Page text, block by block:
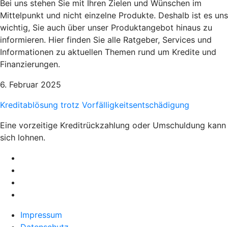
Bei uns stehen Sie mit Ihren Zielen und Wünschen im
Mittelpunkt und nicht einzelne Produkte. Deshalb ist es uns
wichtig, Sie auch über unser Produktangebot hinaus zu
informieren. Hier finden Sie alle Ratgeber, Services und
Informationen zu aktuellen Themen rund um Kredite und
Finanzierungen.
6. Februar 2025
Kreditablösung trotz Vorfälligkeitsentschädigung
Eine vorzeitige Kreditrückzahlung oder Umschuldung kann
sich lohnen.
Impressum